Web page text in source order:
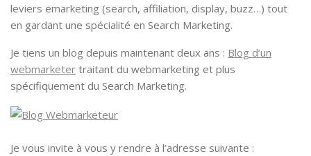
leviers emarketing (search, affiliation, display, buzz…) tout
en gardant une spécialité en Search Marketing.
Je tiens un blog depuis maintenant deux ans : Blog d’un
webmarketer traitant du webmarketing et plus
spécifiquement du Search Marketing.
Je vous invite à vous y rendre à l’adresse suivante :